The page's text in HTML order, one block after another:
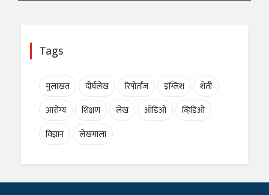
Tags
मुलाखत दीर्घलेख रिपोर्ताज इंग्लिश
शेती
आरोग्य
शिक्षण लेख ऑडिओ
व्हिडिओ
विज्ञान
लेखमाला